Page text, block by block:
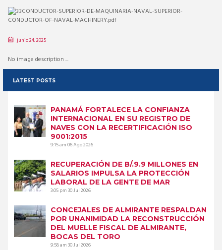
junio 24, 2025
No image description ...
LATEST POSTS
PANAMÁ FORTALECE LA CONFIANZA
INTERNACIONAL EN SU REGISTRO DE
NAVES CON LA RECERTIFICACIÓN ISO
9001:2015
9:15 am06 Ago 2026
RECUPERACIÓN DE B/.9.9 MILLONES EN
SALARIOS IMPULSA LA PROTECCIÓN
LABORAL DE LA GENTE DE MAR
3:05 pm30 Jul 2026
CONCEJALES DE ALMIRANTE RESPALDAN
POR UNANIMIDAD LA RECONSTRUCCIÓN
DEL MUELLE FISCAL DE ALMIRANTE,
BOCAS DEL TORO
9:58 am30 Jul 2026